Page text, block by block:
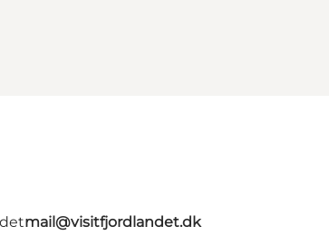
mail@visitfjordlandet.dk